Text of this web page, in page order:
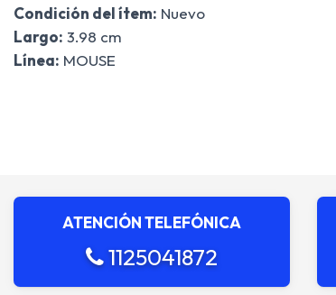
Condición del ítem: Nuevo
Largo: 3.98 cm
Línea: MOUSE
ATENCIÓN TELEFÓNICA
1125041872